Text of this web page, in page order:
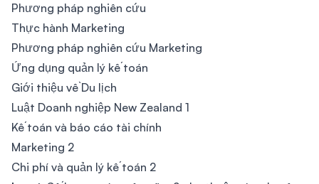
Phương pháp nghiên cứu
Thực hành Marketing
Phương pháp nghiên cứu Marketing
Ứng dụng quản lý kế toán
Giới thiệu về Du lịch
Luật Doanh nghiệp New Zealand 1
Kế toán và báo cáo tài chính
Marketing 2
Chi phí và quản lý kế toán 2